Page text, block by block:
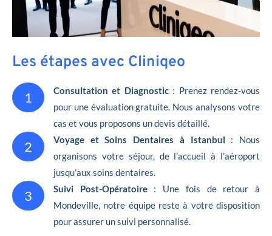
Les étapes avec Cliniqeo
1 Consultation et Diagnostic: Prenez rendez-vous
pour une évaluation gratuite. Nous analysons votre
cas et vous proposons un devis détaillé.
2 Voyage et Soins Dentaires à Istanbul : Nous
organisons votre séjour, de l’accueil à l’aéroport
jusqu’aux soins dentaires.
3 Suivi Post-Opératoire : Une fois de retour à
Mondeville, notre équipe reste à votre disposition
pour assurer un suivi personnalisé.